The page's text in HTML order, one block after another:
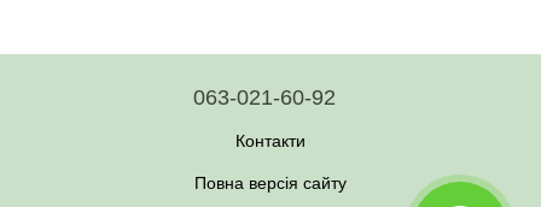
063-021-60-92
Контакти
Повна версія сайту